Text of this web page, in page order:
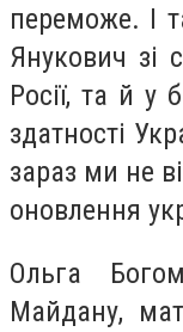
переможе. І
Янукович зі
Росії, та й у
здатності
зараз ми не
оновлення
Ольга
Майдану,